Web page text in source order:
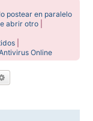
postear en paralelo
abrir otro
Online